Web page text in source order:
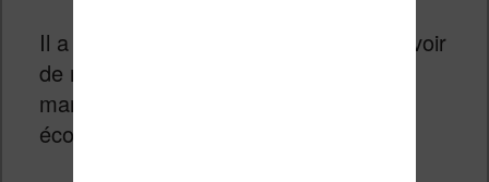
Il a fallut attendre quelques mois pour voir
de nouveaux exemplaires mis sur le
marché, qui ont été aussi rapidement
écoulé. Tout cela c’était en 2021…